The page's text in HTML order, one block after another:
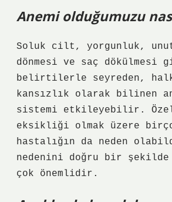
Anemi olduğumuzu
Soluk cilt, yorgunluk,
dönmesi ve saç dökülmesi
belirtilerle seyreden, halk
kansızlık olarak bilinen
sistemi etkileyebilir.
eksikliği olmak üzere
hastalığın da neden
nedenini doğru bir şekilde
çok önemlidir.